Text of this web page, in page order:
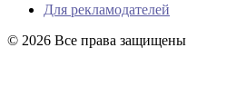
Для рекламодателей
© 2026 Все права защищены